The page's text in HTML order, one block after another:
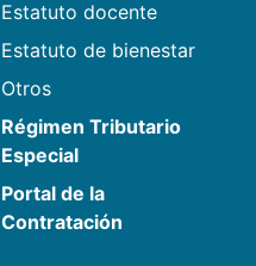
Estatuto docente
Estatuto de bienestar
Otros
Régimen Tributario
Especial
Portal de la
Contratación